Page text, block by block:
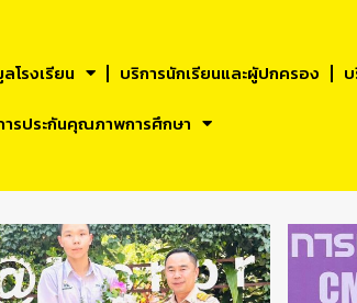
โรงเรียน บริการนักเรียนและผูัปกครอง
ารประกันคุณภาพการศึกษา